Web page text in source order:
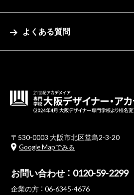
よくある質問
〒530-0003 大阪市北区堂島2-3-20
Google Mapでみる
お問い合わせ ： 0120-59-2299
企業の方 ： 06-6345-4676